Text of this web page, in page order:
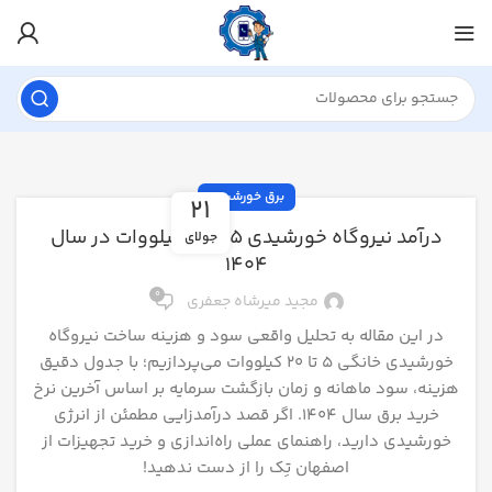
21
جولای
برق خورشیدی
درآمد نیروگاه خورشیدی ۵ تا ۲۰ کیلووات در سال
۱۴۰۴
مجید میرشاه جعفری 0
در این مقاله به تحلیل واقعی سود و هزینه ساخت نیروگاه
خورشیدی خانگی ۵ تا ۲۰ کیلووات می‌پردازیم؛ با جدول دقیق
هزینه، سود ماهانه و زمان بازگشت سرمایه بر اساس آخرین نرخ
خرید برق سال ۱۴۰۴. اگر قصد درآمدزایی مطمئن از انرژی
خورشیدی دارید، راهنمای عملی راه‌اندازی و خرید تجهیزات از
اصفهان تِک را از دست ندهید!